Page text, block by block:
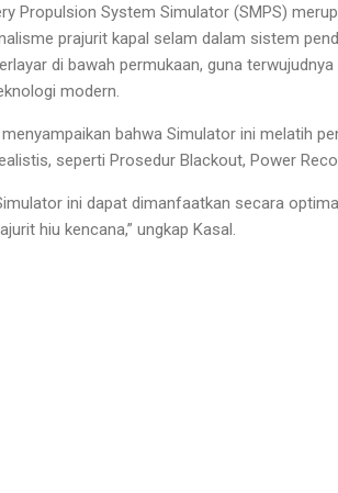
Propulsion System Simulator (SMPS)
prajurit kapal selam dalam sistem
di bawah permukaan, guna
modern.
bahwa Simulator ini melatih
seperti Prosedur Blackout, Power
ini dapat dimanfaatkan secara
hiu kencana,” ungkap Kasal.